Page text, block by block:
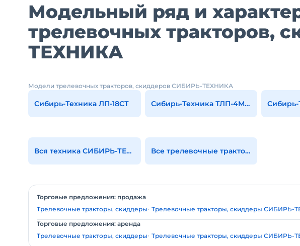
Модельный ряд и
трелевочных тракторов,
ТЕХНИКА
Модели трелевочных тракторов, скиддеров СИБИРЬ-ТЕХНИКА
Сибирь-Техника ЛП-18СТ Сибирь-Техника ТЛП-4М-031
Вся техника СИБИРЬ-ТЕХНИКА Все трелевочные тракторы, скиддеры
Торговые предложения: продажа
Трелевочные тракторы, скиддеры Трелевочные тракторы, скиддеры СИБИРЬ-
Торговые предложения: аренда
Трелевочные тракторы, скиддеры Трелевочные тракторы, скиддеры СИБИРЬ-